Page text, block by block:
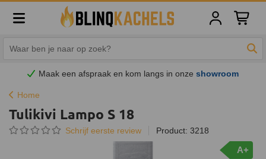
Maak een afspraak en kom langs in onzeshowroom
Home
Tulikivi Lampo S 18
Schrijf eerste review Product: 3218
A+